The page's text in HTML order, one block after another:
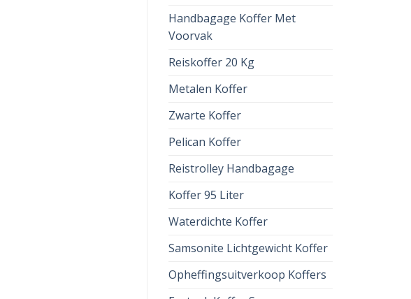
Handbagage Koffer Met
Voorvak
Reiskoffer 20 Kg
Metalen Koffer
Zwarte Koffer
Pelican Koffer
Reistrolley Handbagage
Koffer 95 Liter
Waterdichte Koffer
Samsonite Lichtgewicht Koffer
Opheffingsuitverkoop Koffers